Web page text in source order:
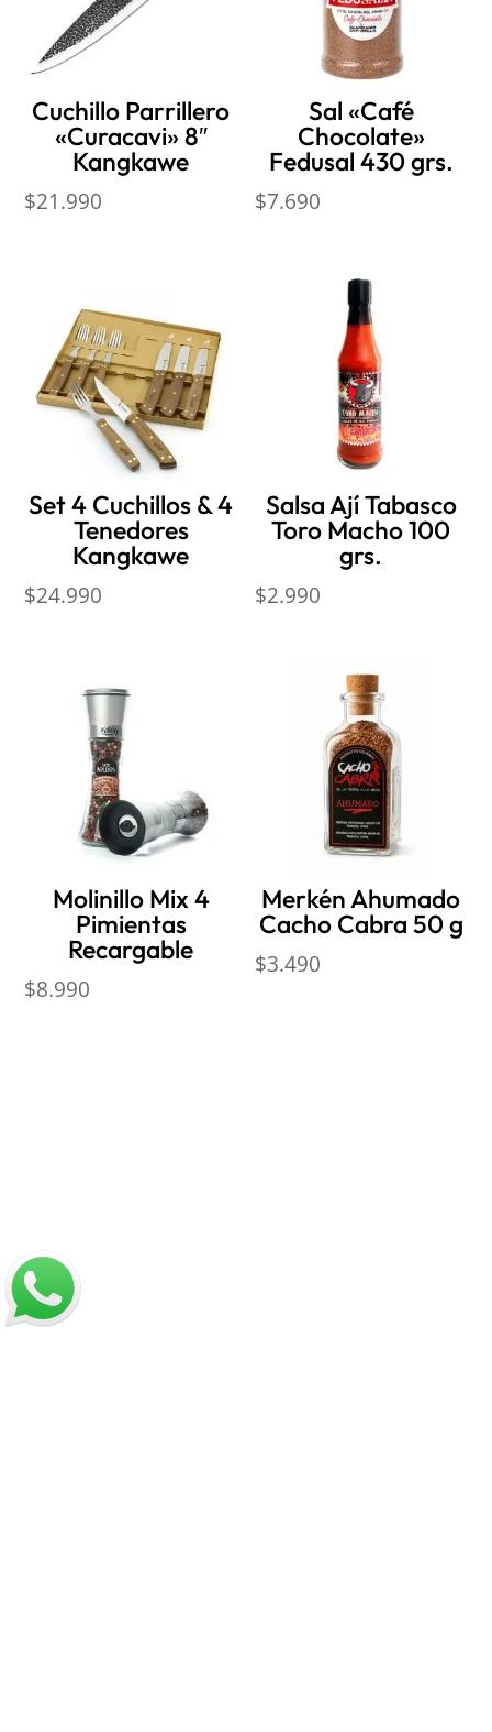
Cuchillo Parrillero
«Curacavi» 8″
Kangkawe
$21.990
Sal «Café
Chocolate»
Fedusal 430 grs.
$7.690
Set 4 Cuchillos & 4
Tenedores
Kangkawe
$24.990
Salsa Ají Tabasco
Toro Macho 100
grs.
$2.990
Molinillo Mix 4
Pimientas
Recargable
$8.990
Merkén Ahumado
Cacho Cabra 50 g
$3.490
Sobre despachos
Contacto